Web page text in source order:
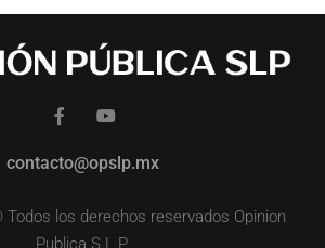
contacto@opslp.mx
los derechos reservados Opinion
Publica S.L.P.